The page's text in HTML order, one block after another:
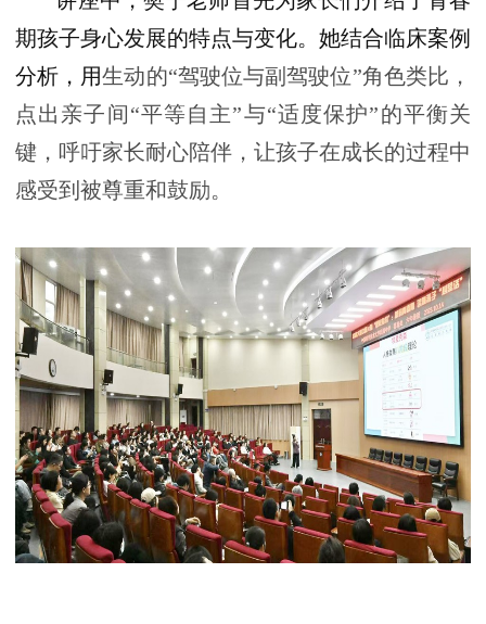
期孩子身心发展的特点与变化。她结合临床案例
分析，用生动的“驾驶位与副驾驶位”角色类比，
点出亲子间“平等自主”与“适度保护”的平衡关
键，呼吁家长耐心陪伴，让孩子在成长的过程中
感受到被尊重和鼓励。